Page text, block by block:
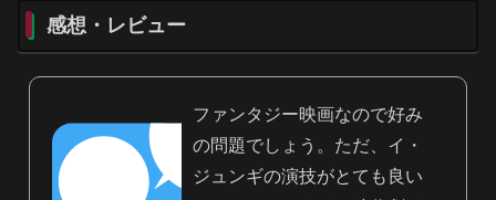
感想・レビュー
ファンタジー映画なので好み
の問題でしょう。ただ、イ・
ジュンギの演技がとても良い